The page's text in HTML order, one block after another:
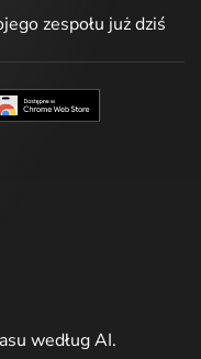
zespołu już dziś
według AI.